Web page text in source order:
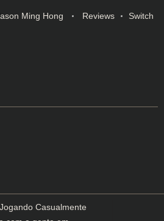
Ming Hong Reviews Switch
Casualmente